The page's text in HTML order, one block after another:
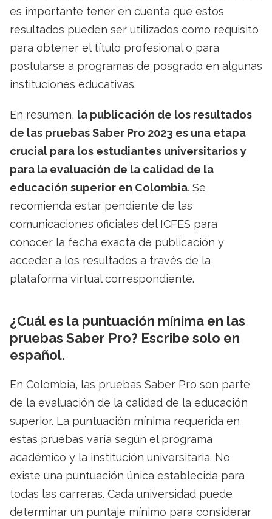
es importante tener en cuenta que estos
resultados pueden ser utilizados como requisito
para obtener el título profesional o para
postularse a programas de posgrado en algunas
instituciones educativas.
En resumen, la publicación de los resultados
de las pruebas Saber Pro 2023 es una etapa
crucial para los estudiantes universitarios y
para la evaluación de la calidad de la
educación superior en Colombia. Se
recomienda estar pendiente de las
comunicaciones oficiales del ICFES para
conocer la fecha exacta de publicación y
acceder a los resultados a través de la
plataforma virtual correspondiente.
¿Cuál es la puntuación mínima en las
pruebas Saber Pro? Escribe solo en
español.
En Colombia, las pruebas Saber Pro son parte
de la evaluación de la calidad de la educación
superior. La puntuación mínima requerida en
estas pruebas varía según el programa
académico y la institución universitaria. No
existe una puntuación única establecida para
todas las carreras. Cada universidad puede
determinar un puntaje mínimo para considerar